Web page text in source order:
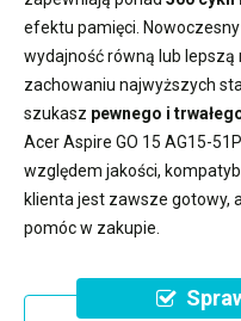
efektu pamięci. Nowoczesny
wydajność równą lub
zachowaniu najwyższych
szukasz pewnego i
Acer Aspire GO 15 AG15-
względem jakości,
klienta jest zawsze gotowy,
pomóc w zakupie.